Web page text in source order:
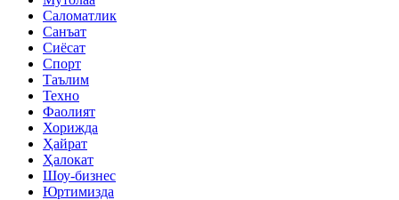
Саломатлик
Санъат
Сиёсат
Спорт
Таълим
Техно
Фаолият
Хорижда
Ҳайрат
Ҳалокат
Шоу-бизнес
Юртимизда